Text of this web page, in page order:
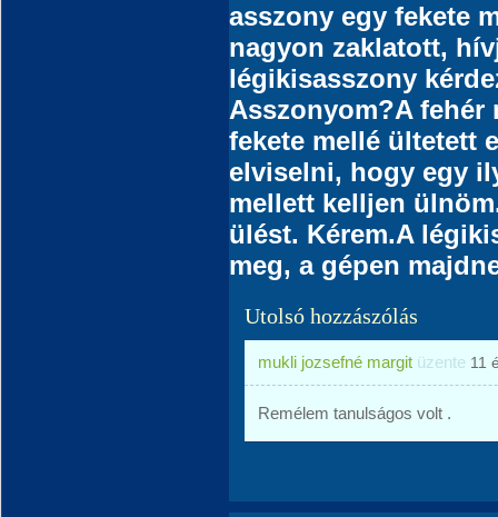
asszony egy fekete
nagyon zaklatott,
légikisasszony
Asszonyom?A fehér
fekete mellé ültetett
elviselni, hogy egy
mellett kelljen
ülést. Kérem.A
meg, a gépen
Utolsó hozzászólás
mukli jozsefné margit üzente 11
Remélem tanulságos volt .